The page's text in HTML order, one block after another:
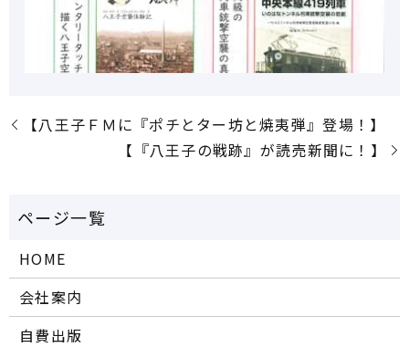
【八王子ＦＭに『ポチとター坊と焼夷弾』登場！】
【『八王子の戦跡』が読売新聞に！】
HOME
会社案内
自費出版